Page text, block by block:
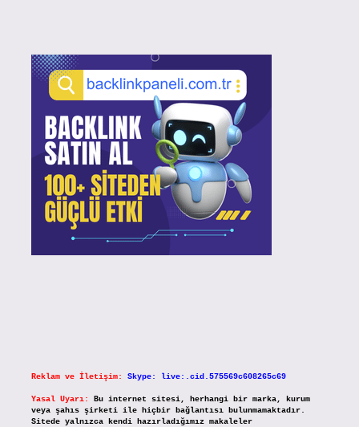
Reklam ve İletişim: Skype: live:.cid.575569c608265c69
Yasal Uyarı:
Bu internet sitesi, herhangi bir marka, kurum
veya şahıs şirketi ile hiçbir bağlantısı bulunmamaktadır.
Sitede yalnızca kendi hazırladığımız makaleler